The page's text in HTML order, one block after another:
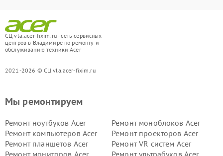
СЦ vla.acer-fixim.ru - сеть сервисных
центров в Владимире по ремонту и
обслуживанию техники Acer
2021-2026 © СЦ vla.acer-fixim.ru
Мы ремонтируем
Ремонт ноутбуков Acer
Ремонт моноблоков Acer
Ремонт компьютеров Acer
Ремонт проекторов Acer
Ремонт планшетов Acer
Ремонт VR систем Acer